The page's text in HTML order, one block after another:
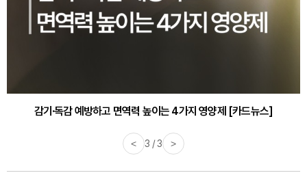
감기·독감 예방하고 면역력 높이는 4가지 영양제 [카드뉴스]
< 3 / 3 >